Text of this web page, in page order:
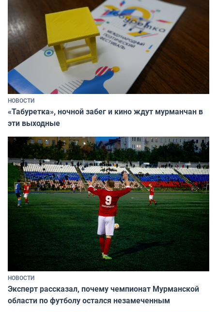
НОВОСТИ
«Табуретка», ночной забег и кино ждут мурманчан в
эти выходные
НОВОСТИ
Эксперт рассказал, почему чемпионат Мурманской
области по футболу остался незамеченным